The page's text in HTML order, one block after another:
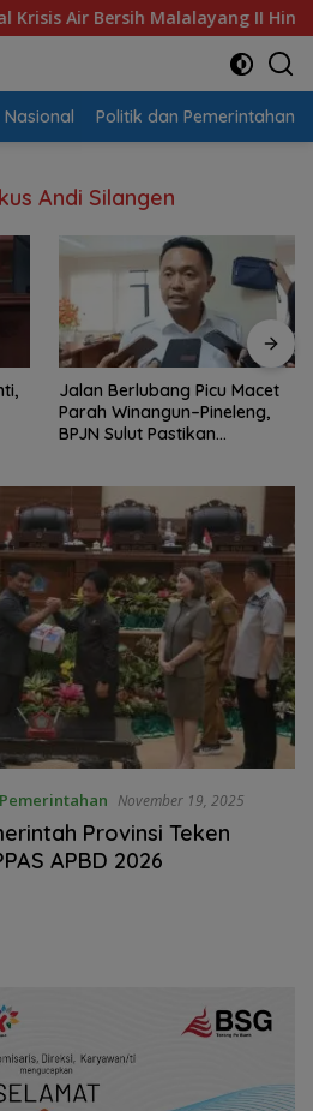
Bersih Malalayang II Hingga
Nasional Politik dan Pemerintahan
Andi Silangen
Jalan Berlubang Picu Macet
Parah Winangun–Pineleng,
BPJN Sulut Pastikan
November 19, 2025
Provinsi Teken
APBD 2026